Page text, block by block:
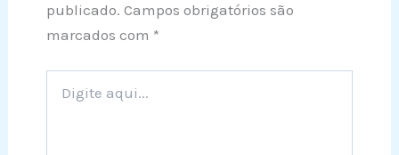
publicado. Campos obrigatórios são
marcados com *
aqui...